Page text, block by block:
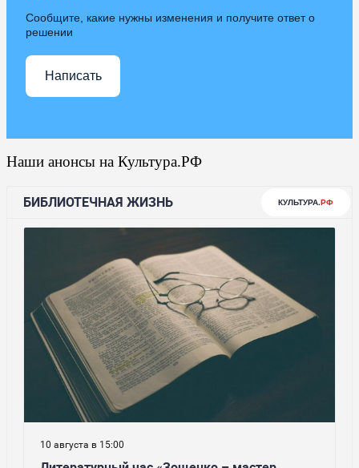
Сообщите, какие нужны изменения и получите ответ о
решении
Написать
Наши анонсы на Культура.РФ